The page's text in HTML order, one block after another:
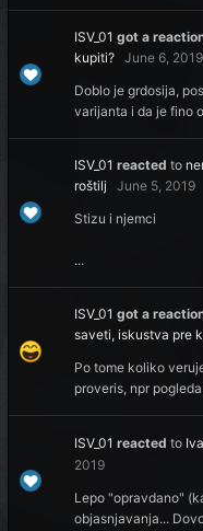
ISV_01 got a
kupiti? June 6, 2019
Doblo je grdosija,
varijanta i da je fino
ISV_01 reacted to
roštilj
June 5, 2019
Stizu i njemci
...
ISV_01 got a
saveti, iskustva pre
Po tome koliko
proveris, npr
ISV_01 reacted to
2019
Lepo "opravdano"
objasnjavanja...